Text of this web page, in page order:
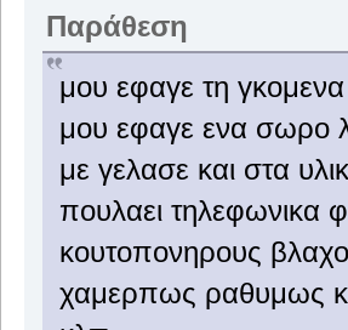
Παράθεση
μου εφαγε τη γκομενα
μου εφαγε ενα σωρο
με γελασε και στα
πουλαει τηλεφωνικα
κουτοπονηρους
χαμερπως ραθυμως